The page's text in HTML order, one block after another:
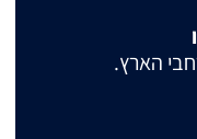
הארץ.